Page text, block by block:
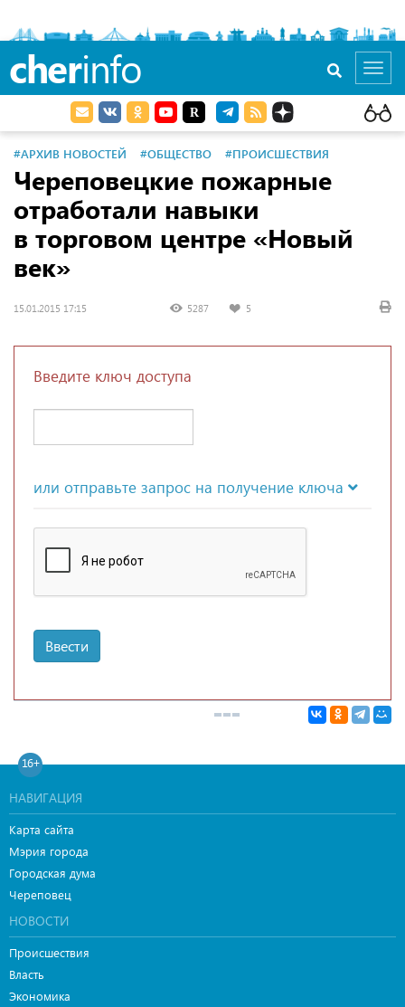
cherinfo
#АРХИВ НОВОСТЕЙ #ОБЩЕСТВО #ПРОИСШЕСТВИЯ
Череповецкие пожарные
отработали навыки
в торговом центре «Новый
век»
15.01.2015 17:15 5287 5
Введите ключ доступа
или отправьте запрос на получение ключа
Ввести
16+
НАВИГАЦИЯ
Карта сайта
Мэрия города
Городская дума
Череповец
НОВОСТИ
Происшествия
Власть
Экономика